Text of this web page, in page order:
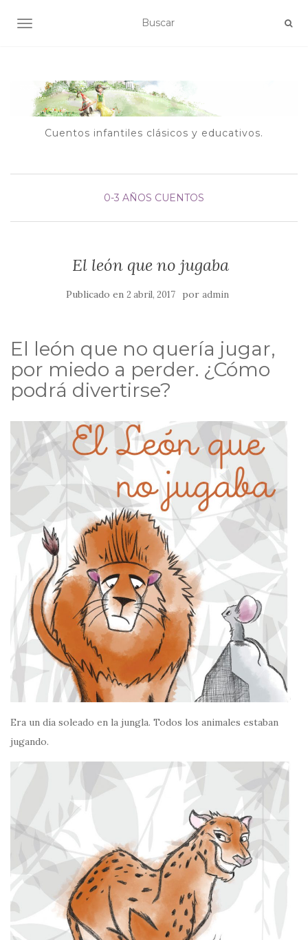
ALTERNAR NAVEGACIÓN
Cuentos infantiles clásicos y educativos.
0-3 AÑOS CUENTOS
El león que no jugaba
Publicado en 2 abril, 2017 por admin
El león que no quería jugar,
por miedo a perder. ¿Cómo
podrá divertirse?
Era un día soleado en la jungla. Todos los animales estaban
jugando.